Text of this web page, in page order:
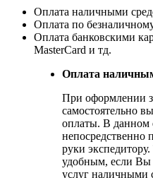
Оплата наличными
Оплата по
Оплата банковскими
MasterCard и тд.
Оплата
При оформлении
самостоятельно
оплаты. В данном
непосредственно
руки
удобным, если Вы
услуг наличными